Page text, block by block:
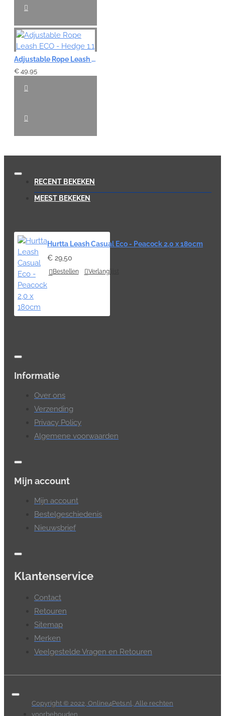
Adjustable Rope Leash ECO - Hedge 1.1
€ 49,95
RECENT BEKEKEN
MEEST BEKEKEN
Hurtta Leash Casual Eco - Peacock 2,0 x 180cm
€ 29,50
Bestellen Verlanglijst
Informatie
Over ons
Verzending
Privacy Policy
Algemene voorwaarden
Mijn account
Mijn account
Bestelgeschiedenis
Nieuwsbrief
Klantenservice
Contact
Retouren
Sitemap
Merken
Veelgestelde Vragen en Retouren
Copyright © 2022, Online4Pets.nl, Alle rechten
voorbehouden